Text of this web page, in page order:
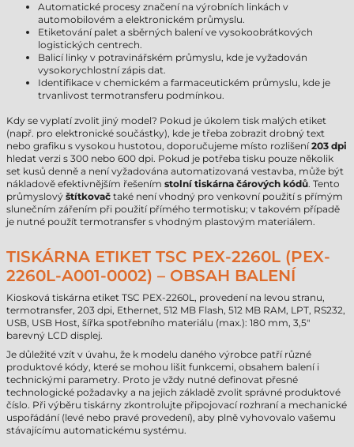
Automatické procesy značení na výrobních linkách v
automobilovém a elektronickém průmyslu.
Etiketování palet a sběrných balení ve vysokoobrátkových
logistických centrech.
Balicí linky v potravinářském průmyslu, kde je vyžadován
vysokorychlostní zápis dat.
Identifikace v chemickém a farmaceutickém průmyslu, kde je
trvanlivost termotransferu podmínkou.
Kdy se vyplatí zvolit jiný model? Pokud je úkolem tisk malých etiket
(např. pro elektronické součástky), kde je třeba zobrazit drobný text
nebo grafiku s vysokou hustotou, doporučujeme místo rozlišení203 dpi
hledat verzi s 300 nebo 600 dpi. Pokud je potřeba tisku pouze několik
set kusů denně a není vyžadována automatizovaná vestavba, může být
nákladově efektivnějším řešením stolní tiskárna čárových kódů. Tento
průmyslový štítkovač také není vhodný pro venkovní použití s přímým
slunečním zářením při použití přímého termotisku; v takovém případě
je nutné použít termotransfer s vhodným plastovým materiálem.
TISKÁRNA ETIKET TSC PEX-2260L (PEX-
2260L-A001-0002) – OBSAH BALENÍ
Kiosková tiskárna etiket TSC PEX-2260L, provedení na levou stranu,
termotransfer, 203 dpi, Ethernet, 512 MB Flash, 512 MB RAM, LPT, RS232,
USB, USB Host, šířka spotřebního materiálu (max.): 180 mm, 3,5"
barevný LCD displej.
Je důležité vzít v úvahu, že k modelu daného výrobce patří různé
produktové kódy, které se mohou lišit funkcemi, obsahem balení i
technickými parametry. Proto je vždy nutné definovat přesné
technologické požadavky a na jejich základě zvolit správné produktové
číslo. Při výběru tiskárny zkontrolujte připojovací rozhraní a mechanické
uspořádání (levé nebo pravé provedení), aby plně vyhovovalo vašemu
stávajícímu automatickému systému.